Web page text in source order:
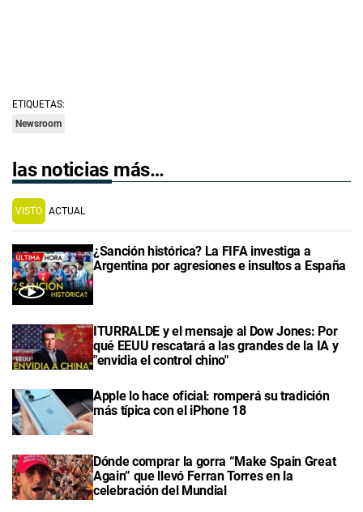
ETIQUETAS:
Newsroom
las noticias más…
VISTO ACTUAL
¿Sanción histórica? La FIFA investiga a
Argentina por agresiones e insultos a España
ITURRALDE y el mensaje al Dow Jones: Por
qué EEUU rescatará a las grandes de la IA y
"envidia el control chino"
Apple lo hace oficial: romperá su tradición
más típica con el iPhone 18
Dónde comprar la gorra “Make Spain Great
Again” que llevó Ferran Torres en la
celebración del Mundial